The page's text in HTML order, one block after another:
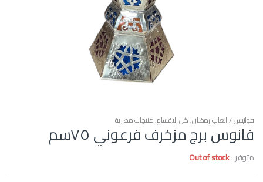
فوانيس / العاب رمضان,كل الاقسام,منتجات مصرية
فانوس برج مزخرف فرعوني ٧٥سم
متوفر :Out of stock